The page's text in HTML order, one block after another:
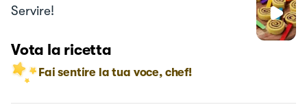
Servire!
Vota la ricetta
Fai sentire la tua voce, chef!